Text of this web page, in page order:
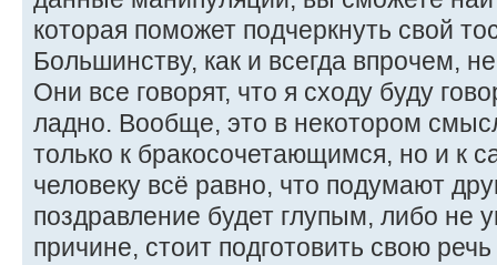
которая поможет подчеркнуть свой
Большинству, как и всегда впрочем,
Они все говорят, что я сходу буду
ладно. Вообще, это в некотором
только к бракосочетающимся, но и к
человеку всё равно, что подумают
поздравление будет глупым, либо не
причине, стоит подготовить свою